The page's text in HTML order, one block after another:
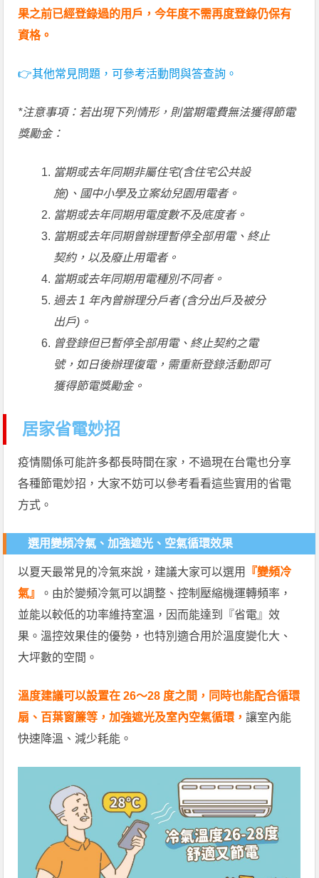
果之前已經登錄過的用戶，今年度不需再度登錄仍保有
資格。
👉其他常見問題，可參考活動問與答查詢。
*注意事項：若出現下列情形，則當期電費無法獲得節電
獎勵金：
當期或去年同期非屬住宅(含住宅公共設
施)、國中小學及立案幼兒園用電者。
當期或去年同期用電度數不及底度者。
當期或去年同期曾辦理暫停全部用電、終止
契約，以及廢止用電者。
當期或去年同期用電種別不同者。
過去 1 年內曾辦理分戶者 (含分出戶及被分
出戶)。
曾登錄但已暫停全部用電、終止契約之電
號，如日後辦理復電，需重新登錄活動即可
獲得節電獎勵金。
居家省電妙招
疫情關係可能許多都長時間在家，不過現在台電也分享
各種節電妙招，大家不妨可以參考看看這些實用的省電
方式。
選用變頻冷氣、加強遮光、空氣循環效果
以夏天最常見的冷氣來說，建議大家可以選用
『變頻冷
氣』
。由於變頻冷氣可以調整、控制壓縮機運轉頻率，
並能以較低的功率維持室溫，因而能達到『省電』效
果。溫控效果佳的優勢，也特別適合用於溫度變化大、
大坪數的空間。
溫度建議可以設置在 26～28 度之間，同時也能配合循環
扇、百葉窗簾等，加強遮光及室內空氣循環，讓室內能
快速降溫、減少耗能。